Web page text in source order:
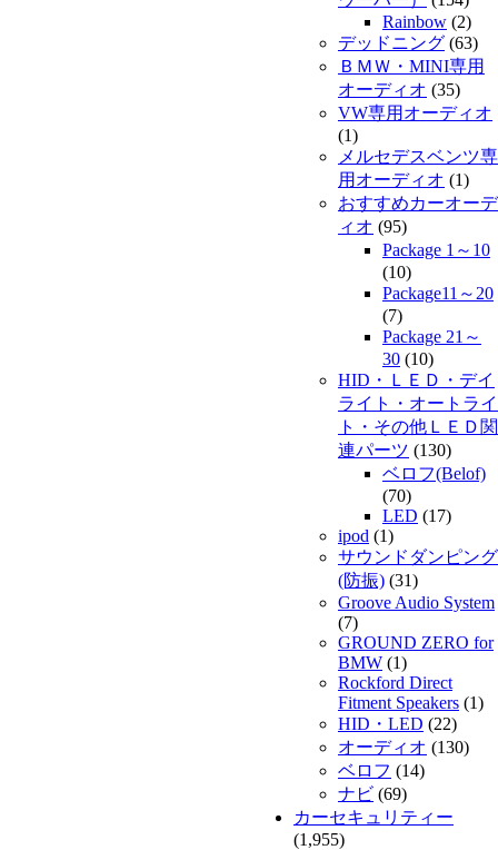
Rainbow (2)
デッドニング (63)
ＢＭＷ・MINI専用
オーディオ (35)
VW専用オーディオ
(1)
メルセデスベンツ専
用オーディオ (1)
おすすめカーオーデ
ィオ (95)
Package 1～10
(10)
Package11～20
(7)
Package 21～
30 (10)
HID・ＬＥＤ・デイ
ライト・オートライ
ト・その他ＬＥＤ関
連パーツ (130)
ベロフ(Belof)
(70)
LED (17)
ipod (1)
サウンドダンピング
(防振) (31)
Groove Audio System
(7)
GROUND ZERO for
BMW (1)
Rockford Direct
Fitment Speakers (1)
HID・LED (22)
オーディオ (130)
ベロフ (14)
ナビ (69)
カーセキュリティー
(1,955)